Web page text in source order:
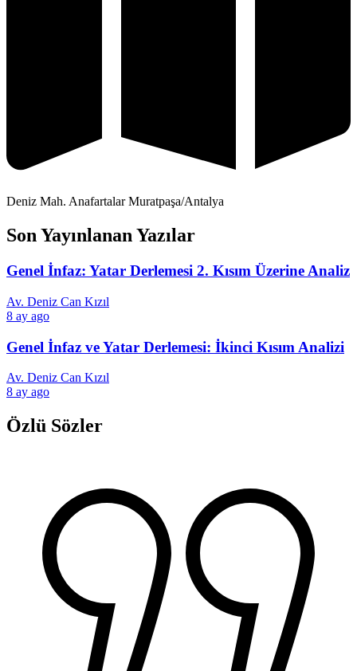
Deniz Mah. Anafartalar Muratpaşa/Antalya
Son Yayınlanan Yazılar
Genel İnfaz: Yatar Derlemesi 2. Kısım Üzerine Analiz
Av. Deniz Can Kızıl
8 ay ago
Genel İnfaz ve Yatar Derlemesi: İkinci Kısım Analizi
Av. Deniz Can Kızıl
8 ay ago
Özlü Sözler